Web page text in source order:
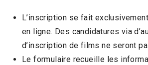
L’inscription se fait
en ligne. Des candidatures via
d’inscription de films ne seront
Le formulaire recueille les